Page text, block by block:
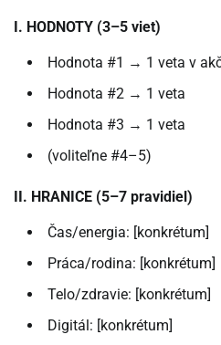
I. HODNOTY (3–5 viet)
Hodnota #1 → 1 veta v
Hodnota #2 → 1 veta
Hodnota #3 → 1 veta
(voliteľne #4–5)
II. HRANICE (5–7 pravidiel)
Čas/energia: [konkrétum]
Práca/rodina: [konkrétum]
Telo/zdravie: [konkrétum]
Digitál: [konkrétum]